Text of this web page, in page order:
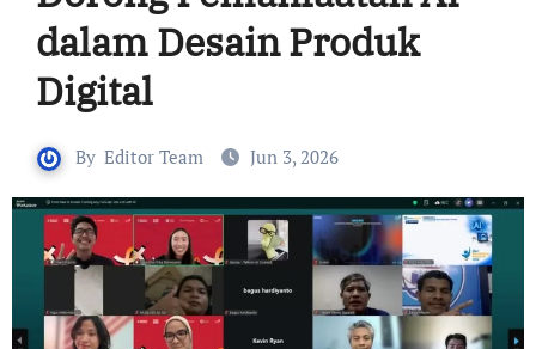
dalam Desain Produk
Digital
By Editor Team Jun 3, 2026